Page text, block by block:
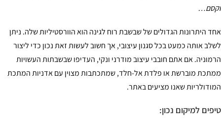
וקסם…
אחד היתרונות הגדולים של שבשבת רוח לגינה הוא הוורסטיליות שלה. ניתן
לשלב אותה כמעט בכל סגנון עיצובי, אך חשוב לעשות זאת נכון כדי ליצור
הרמוניה. אם אתם חובבי עיצוב מודרני ונקי, העדיפו שבשבתות העשויות
ממתכת מוברשת או פלדת אל-חלד, שמתכתבות מצוין עם אדניות המתכת
המודולריות שאנו מציעים באתר.
טיפים למיקום נכון: